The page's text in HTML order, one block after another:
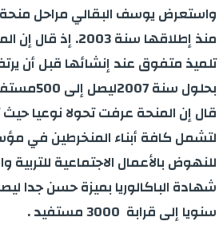
واستعرض يوسف البقالي مراحل
منذ إطلاقها سنة
تلميذ متفوق عند إنشائها قبل أن
قال إن المنحة عرفت تحولا نوعيا
لتشمل كافة أبناء المنخرطين في
للنهوض بالأعمال الاجتماعية للتربية
شهادة الباكالوريا بميزة حسن جدا
سنويا إلى قرابة 3000 مستفيد .